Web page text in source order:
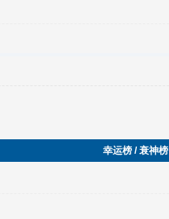
幸运榜 / 衰神榜